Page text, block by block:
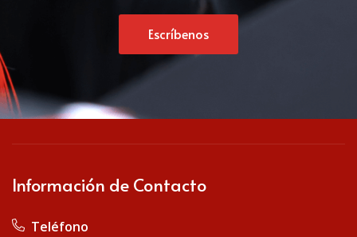
Escríbenos
Información de Contacto
Teléfono